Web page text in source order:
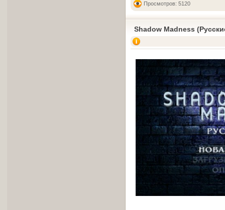
Просмотров: 5120
Shadow Madness